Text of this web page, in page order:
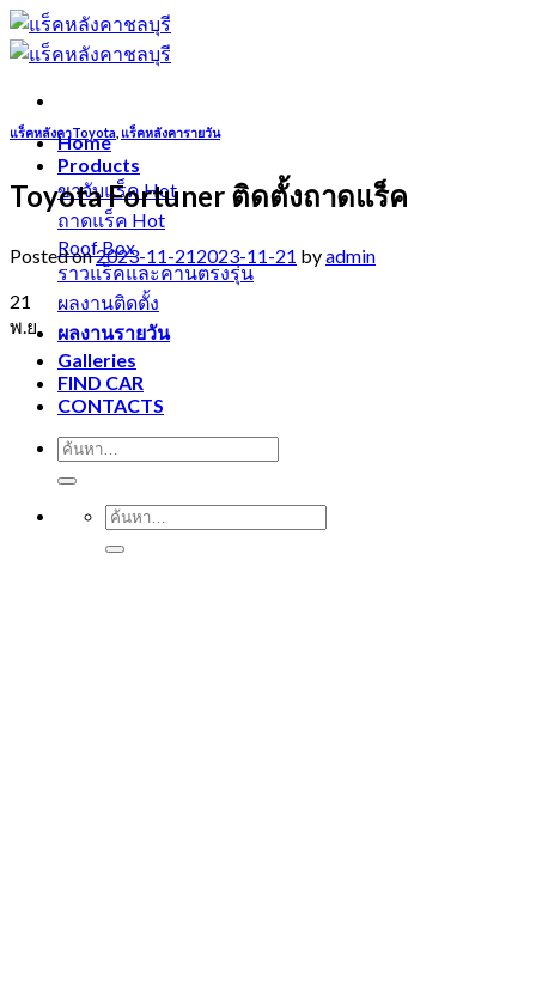
Skip
to
content
Home
Products
ขาจับแร็ค
ถาดแร็ค
Roof Box
ราวแร็คและคานตรงรุ่น
ผลงานติดตั้ง
ผลงานรายวัน
Galleries
FIND CAR
CONTACTS
แร็คหลังคาToyota แร็คหลังคารายวัน
Toyota Fortuner ติดตั้งถาดแร็ค
Posted on2023-11-212023-11-21 byadmin
21
พ.ย.